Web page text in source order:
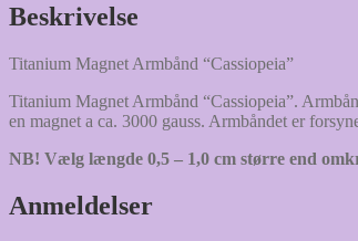
Beskrivelse
Titanium Magnet Armbånd “Cassiopeia”
Titanium Magnet Armbånd “Cassiopeia”.
en magnet a ca. 3000 gauss. Armbåndet er
NB! Vælg længde 0,5 – 1,0 cm større end
Anmeldelser